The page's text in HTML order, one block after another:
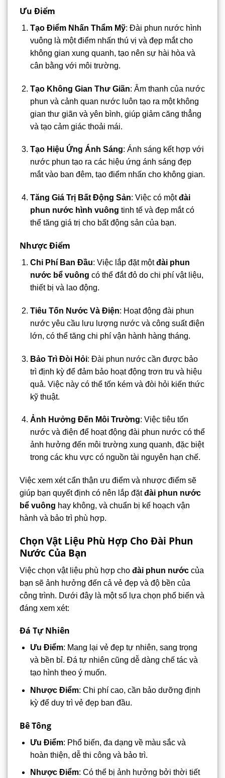
Ưu Điểm
Tạo Điểm Nhấn Thẩm Mỹ: Đài phun nước hình
vuông là một điểm nhấn thú vị và đẹp mắt cho
không gian xung quanh, tạo nên sự hài hòa và
cân bằng với môi trường.
Tạo Không Gian Thư Giãn: Âm thanh của nước
phun và cảnh quan nước luôn tạo ra một không
gian thư giãn và yên bình, giúp giảm căng thẳng
và tạo cảm giác thoải mái.
Tạo Hiệu Ứng Ánh Sáng: Ánh sáng kết hợp với
nước phun tạo ra các hiệu ứng ánh sáng đẹp
mắt vào ban đêm, tạo điểm nhấn cho không gian.
Tăng Giá Trị Bất Động Sản: Việc có mộtđài
phun nước hình vuông tinh tế và đẹp mắt có
thể tăng giá trị cho bất động sản của bạn.
Nhược Điểm
Chi Phí Ban Đầu: Việc lắp đặt mộtđài phun
nước bể vuông có thể đắt đỏ do chi phí vật liệu,
thiết bị và lao động.
Tiêu Tốn Nước Và Điện: Hoạt động đài phun
nước yêu cầu lưu lượng nước và công suất điện
lớn, có thể tăng chi phí vận hành hàng tháng.
Bảo Trì Đòi Hỏi: Đài phun nước cần được bảo
trì định kỳ để đảm bảo hoạt động trơn tru và hiệu
quả. Việc này có thể tốn kém và đòi hỏi kiến thức
kỹ thuật.
Ảnh Hưởng Đến Môi Trường: Việc tiêu tốn
nước và điện để hoạt động đài phun nước có thể
ảnh hưởng đến môi trường xung quanh, đặc biệt
trong các khu vực có nguồn tài nguyên hạn chế.
Việc xem xét cẩn thận ưu điểm và nhược điểm sẽ
giúp bạn quyết định có nên lắp đặtđài phun nước
bể vuông hay không, và chuẩn bị kế hoạch vận
hành và bảo trì phù hợp.
Chọn Vật Liệu Phù Hợp Cho Đài Phun
Nước Của Bạn
Việc chọn vật liệu phù hợp cho đài phun nước của
bạn sẽ ảnh hưởng đến cả vẻ đẹp và độ bền của
công trình. Dưới đây là một số lựa chọn phổ biến và
đáng xem xét:
Đá Tự Nhiên
Ưu Điểm: Mang lại vẻ đẹp tự nhiên, sang trọng
và bền bỉ. Đá tự nhiên cũng dễ dàng chế tác và
tạo hình theo ý muốn.
Nhược Điểm: Chi phí cao, cần bảo dưỡng định
kỳ để duy trì vẻ đẹp ban đầu.
Bê Tông
Ưu Điểm: Phổ biến, đa dạng về màu sắc và
hoàn thiện, dễ thi công và bảo trì.
Nhược Điểm: Có thể bị ảnh hưởng bởi thời tiết